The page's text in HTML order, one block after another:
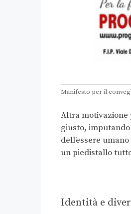
Manifesto per il
Altra motivazione
giusto,
dell’essere
un piedistallo
Identità e